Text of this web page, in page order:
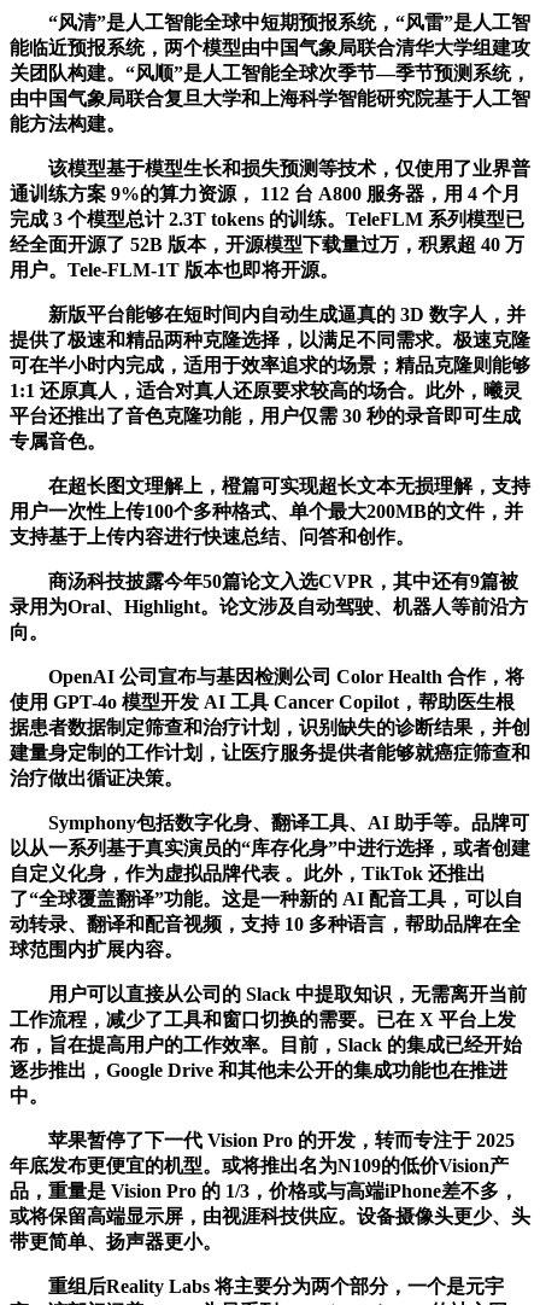
“风清”是人工智能全球中短期预报系统，“风雷”是人工智
能临近预报系统，两个模型由中国气象局联合清华大学组建攻
关团队构建。“风顺”是人工智能全球次季节—季节预测系统，
由中国气象局联合复旦大学和上海科学智能研究院基于人工智
能方法构建。
该模型基于模型生长和损失预测等技术，仅使用了业界普
通训练方案 9%的算力资源， 112 台 A800 服务器，用 4 个月
完成 3 个模型总计 2.3T tokens 的训练。TeleFLM 系列模型已
经全面开源了 52B 版本，开源模型下载量过万，积累超 40 万
用户。Tele-FLM-1T 版本也即将开源。
新版平台能够在短时间内自动生成逼真的 3D 数字人，并
提供了极速和精品两种克隆选择，以满足不同需求。极速克隆
可在半小时内完成，适用于效率追求的场景；精品克隆则能够
1:1 还原真人，适合对真人还原要求较高的场合。此外，曦灵
平台还推出了音色克隆功能，用户仅需 30 秒的录音即可生成
专属音色。
在超长图文理解上，橙篇可实现超长文本无损理解，支持
用户一次性上传100个多种格式、单个最大200MB的文件，并
支持基于上传内容进行快速总结、问答和创作。
商汤科技披露今年50篇论文入选CVPR，其中还有9篇被
录用为Oral、Highlight。论文涉及自动驾驶、机器人等前沿方
向。
OpenAI 公司宣布与基因检测公司 Color Health 合作，将
使用 GPT-4o 模型开发 AI 工具 Cancer Copilot，帮助医生根
据患者数据制定筛查和治疗计划，识别缺失的诊断结果，并创
建量身定制的工作计划，让医疗服务提供者能够就癌症筛查和
治疗做出循证决策。
Symphony包括数字化身、翻译工具、AI 助手等。品牌可
以从一系列基于真实演员的“库存化身”中进行选择，或者创建
自定义化身，作为虚拟品牌代表 。此外，TikTok 还推出
了“全球覆盖翻译”功能。这是一种新的 AI 配音工具，可以自
动转录、翻译和配音视频，支持 10 多种语言，帮助品牌在全
球范围内扩展内容。
用户可以直接从公司的 Slack 中提取知识，无需离开当前
工作流程，减少了工具和窗口切换的需要。已在 X 平台上发
布，旨在提高用户的工作效率。目前，Slack 的集成已经开始
逐步推出，Google Drive 和其他未公开的集成功能也在推进
中。
苹果暂停了下一代 Vision Pro 的开发，转而专注于 2025
年底发布更便宜的机型。或将推出名为N109的低价Vision产
品，重量是 Vision Pro 的 1/3，价格或与高端iPhone差不多，
或将保留高端显示屏，由视涯科技供应。设备摄像头更少、头
带更简单、扬声器更小。
重组后Reality Labs 将主要分为两个部分，一个是元宇